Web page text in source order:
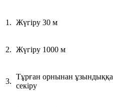
1. Жүгіру 30 м
2. Жүгіру 1000 м
3.
Тұрған орнынан ұзындыққа
секіру